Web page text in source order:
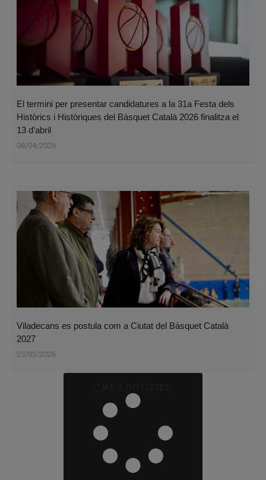
El termini per presentar candidatures a la 31a Festa dels
Històrics i Històriques del Bàsquet Català 2026 finalitza el
13 d’abril
08/04/2026
Viladecans es postula com a Ciutat del Bàsquet Català
2027
25/03/2026